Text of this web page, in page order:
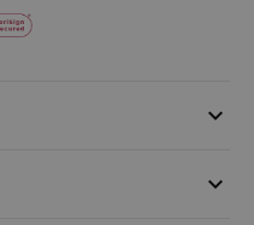
keyboard_arrow_down
keyboard_arrow_down